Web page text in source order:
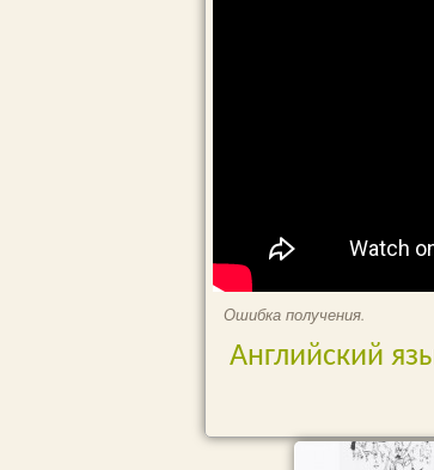
Ошибка получения.
Английский